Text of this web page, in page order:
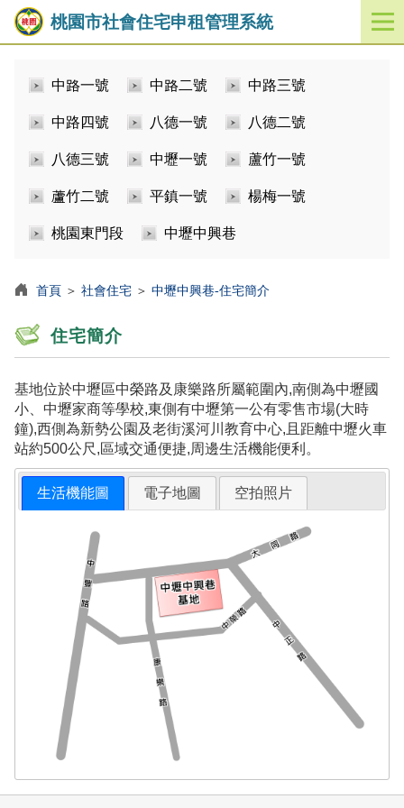
桃園市社會住宅申租管理系統
開
啟
中路一號 中路二號 中路三號
中路四號 八德一號 八德二號
八德三號 中壢一號 蘆竹一號
蘆竹二號 平鎮一號 楊梅一號
桃園東門段 中壢中興巷
首頁 ＞ 社會住宅 ＞ 中壢中興巷-住宅簡介
住宅簡介
基地位於中壢區中榮路及康樂路所屬範圍內,南側為中壢國
小、中壢家商等學校,東側有中壢第一公有零售市場(大時
鐘),西側為新勢公園及老街溪河川教育中心,且距離中壢火車
站約500公尺,區域交通便捷,周邊生活機能便利。
生活機能圖 電子地圖 空拍照片